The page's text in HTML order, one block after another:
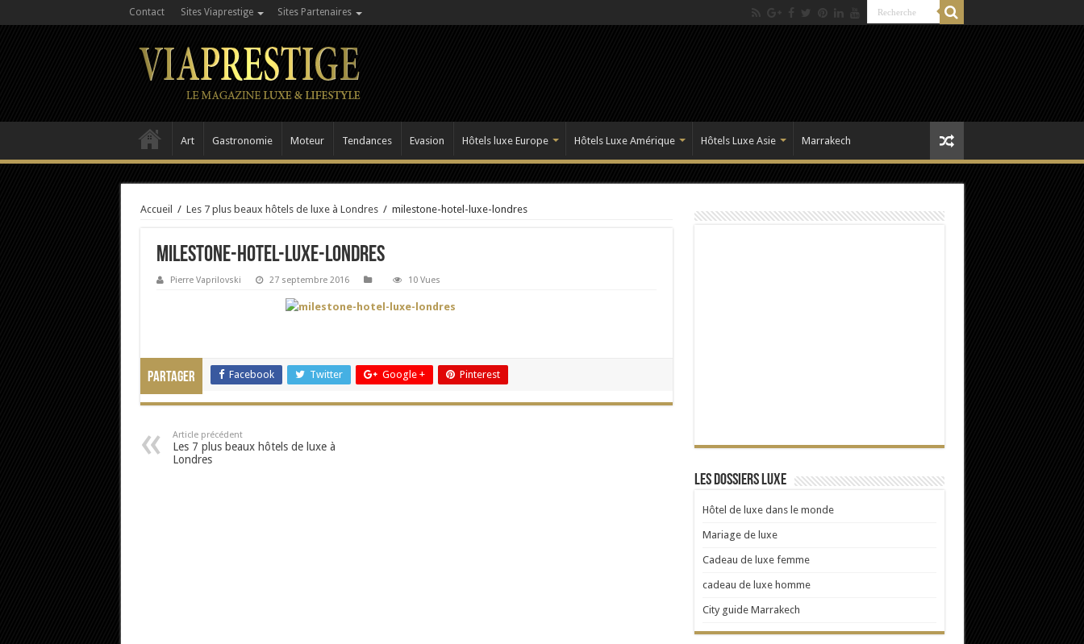
Contact Sites Viaprestige Sites Partenaires
Art Gastronomie Moteur Tendances Evasion Hôtels luxe Europe Hôtels Luxe Amérique Hôtels Luxe Asie Marrakech
Accueil / Les 7 plus beaux hôtels de luxe à Londres / milestone-hotel-luxe-londres
milestone-hotel-luxe-londres
Pierre Vaprilovski 27 septembre 2016 10 Vues
Partager Facebook Twitter Google + Pinterest
Article précédent
Les 7 plus beaux hôtels de luxe à
Londres
Les dossiers Luxe
Hôtel de luxe dans le monde
Mariage de luxe
Cadeau de luxe femme
cadeau de luxe homme
City guide Marrakech